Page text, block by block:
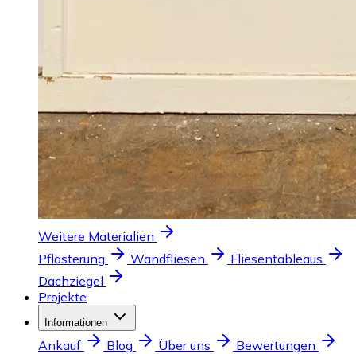
Weitere Materialien
Pflasterung
Wandfliesen
Fliesentableaus
Dachziegel
Projekte
Informationen
Ankauf Blog Über uns Bewertungen